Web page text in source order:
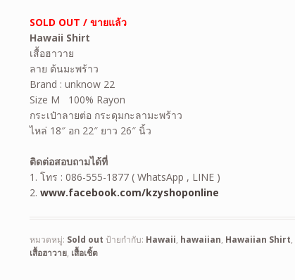
SOLD OUT / ขายแล้ว
Hawaii Shirt
เสื้อฮาวาย
ลาย ต้นมะพร้าว
Brand : unknow 22
Size M 100% Rayon
กระเป๋าลายต่อ กระดุมกะลามะพร้าว
ไหล่ 18″ อก 22″ ยาว 26″ นิ้ว
ติดต่อสอบถามได้ที่
1. โทร : 086-555-1877 ( WhatsApp , LINE )
2.www.facebook.com/kzyshoponline
หมวดหมู่: Sold out ป้ายกำกับ: Hawaii, hawaiian, Hawaiian Shirt,
เสื้อฮาวาย, เสื้อเชิ้ต